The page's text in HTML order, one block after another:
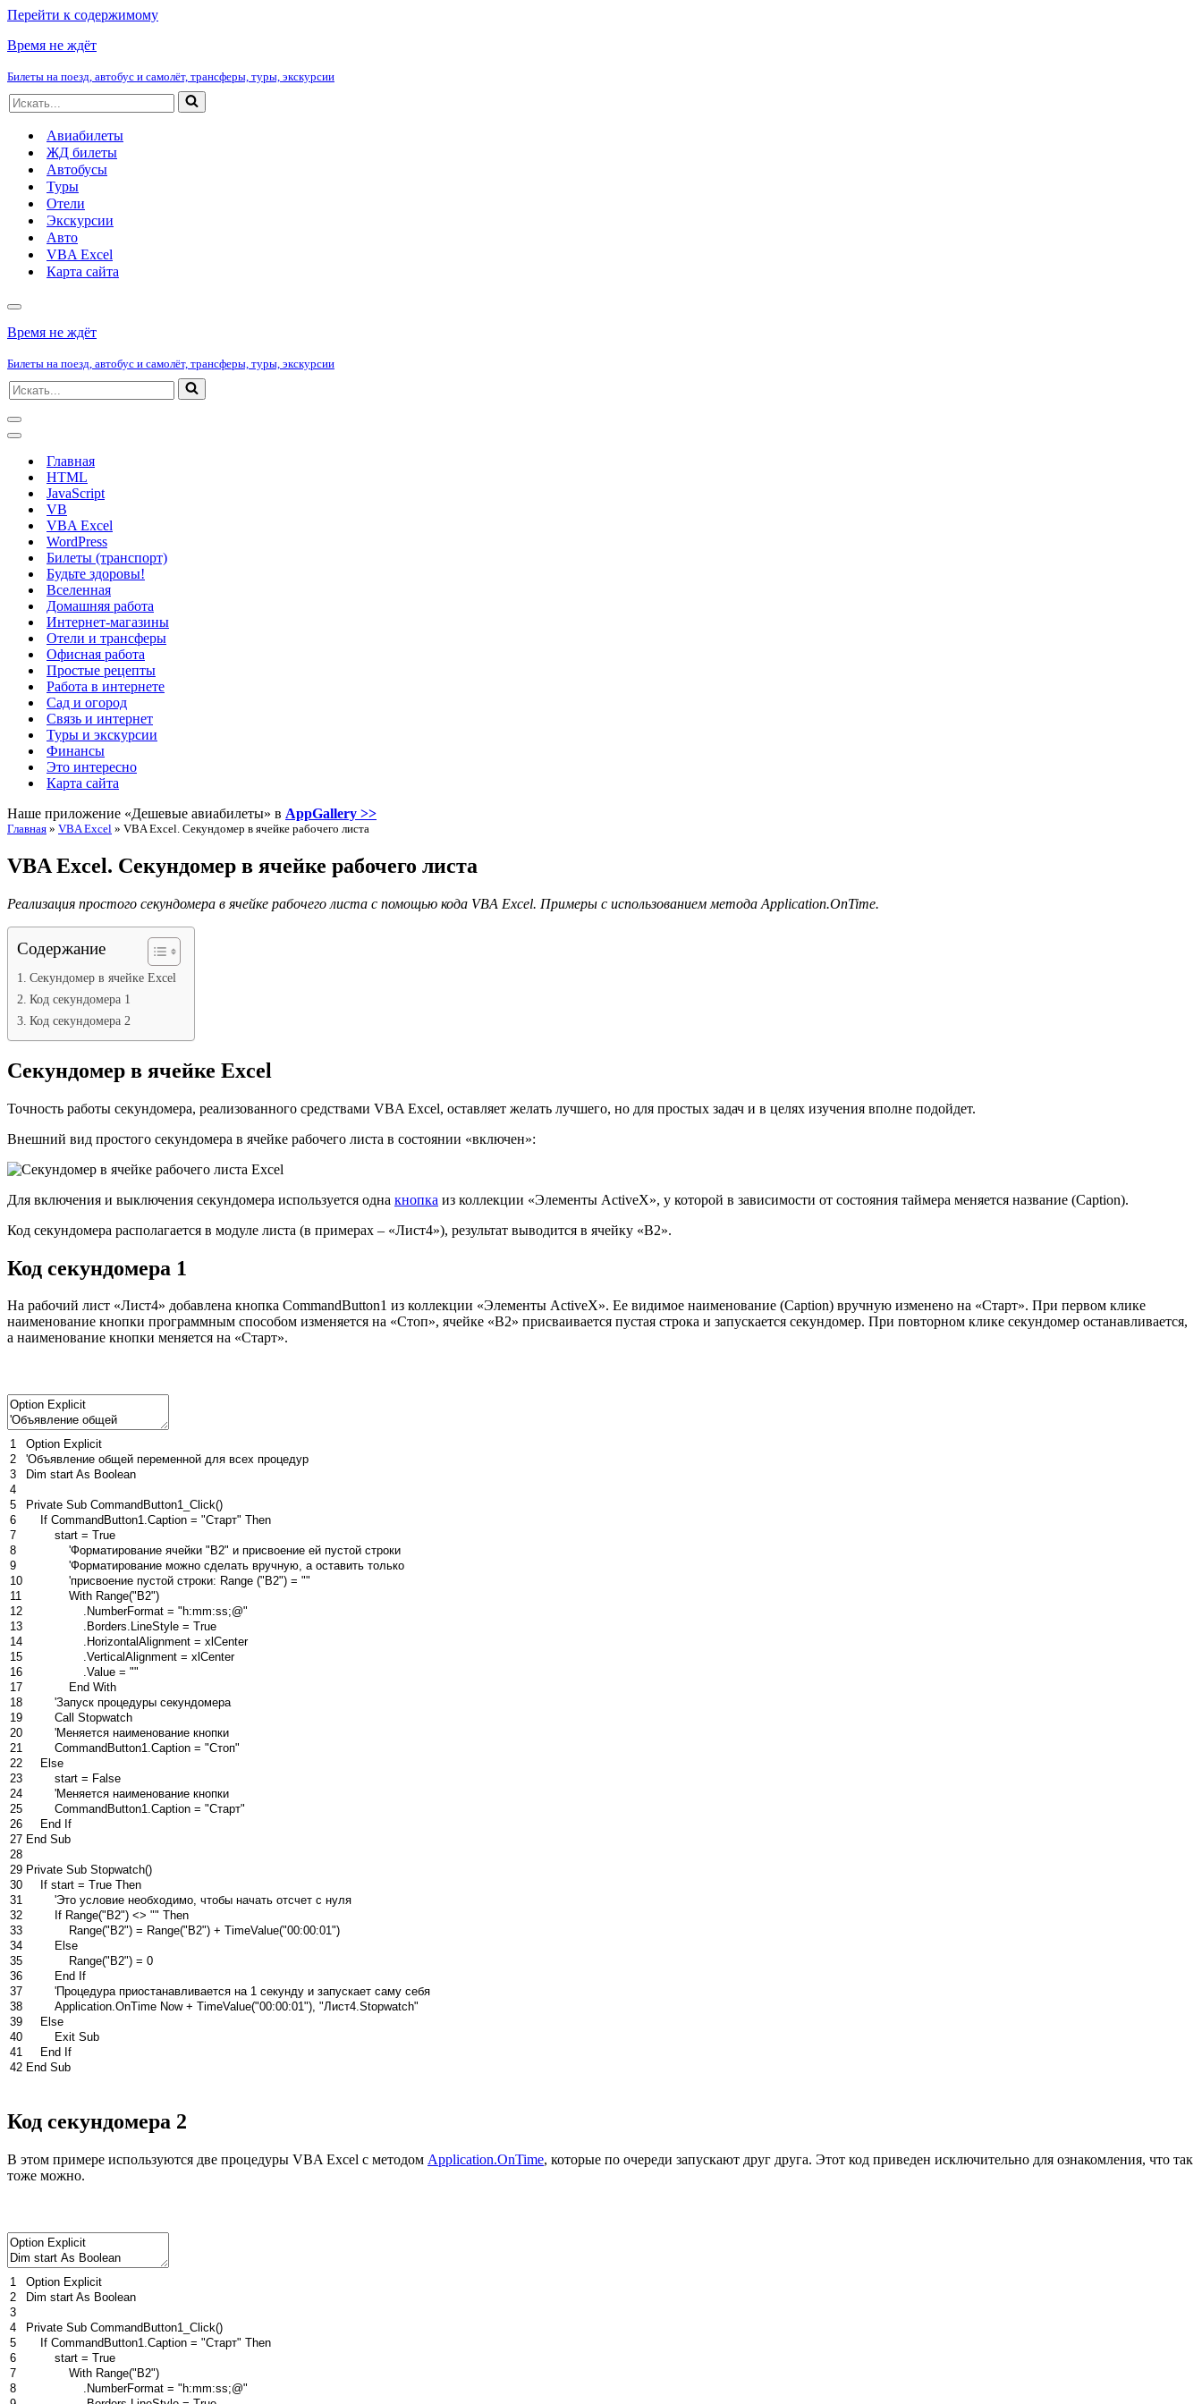
Перейти к содержимому
Время не ждёт
Билеты на поезд, автобус и самолёт, трансферы, туры, экскурсии
Искать...
Авиабилеты
ЖД билеты
Автобусы
Туры
Отели
Экскурсии
Авто
VBA Excel
Карта сайта
Меню
навигации
Время не ждёт
Билеты на поезд, автобус и самолёт, трансферы, туры, экскурсии
Искать...
Меню
навигации
Меню
навигацииГлавная
HTML
JavaScript
VB
VBA Excel
WordPress
Билеты (транспорт)
Будьте здоровы!
Вселенная
Домашняя работа
Интернет-магазины
Отели и трансферы
Офисная работа
Простые рецепты
Работа в интернете
Сад и огород
Связь и интернет
Туры и экскурсии
Финансы
Это интересно
Карта сайта
Наше приложение «Дешевые авиабилеты» в AppGallery >>
Главная » VBA Excel » VBA Excel. Секундомер в ячейке рабочего листа
VBA Excel. Секундомер в ячейке рабочего листа
Реализация простого секундомера в ячейке рабочего листа с помощью кода VBA Excel. Примеры с использованием метода Application.OnTime.
Содержание
Секундомер в ячейке Excel
Код секундомера 1
Код секундомера 2
Секундомер в ячейке Excel
Точность работы секундомера, реализованного средствами VBA Excel, оставляет желать лучшего, но для простых задач и в целях изучения вполне подойдет.
Внешний вид простого секундомера в ячейке рабочего листа в состоянии «включен»:
Для включения и выключения секундомера используется одна кнопка из коллекции «Элементы ActiveX», у которой в зависимости от состояния таймера меняется название (Caption).
Код секундомера располагается в модуле листа (в примерах – «Лист4»), результат выводится в ячейку «B2».
Код секундомера 1
На рабочий лист «Лист4» добавлена кнопка CommandButton1 из коллекции «Элементы ActiveX». Ее видимое наименование (Caption) вручную изменено на «Старт». При первом клике
наименование кнопки программным способом изменяется на «Стоп», ячейке «B2» присваивается пустая строка и запускается секундомер. При повторном клике секундомер останавливается,
а наименование кнопки меняется на «Старт».
1
2
3
4
5
6
7
8
9
10
11
12
13
14
15
16
17
18
19
20
21
22
23
24
25
26
27
28
29
30
31
32
33
34
35
36
37
38
39
40
41
42
Option Explicit
'Объявление общей переменной для всех процедур
Dim start As Boolean
Private Sub CommandButton1_Click()
If CommandButton1.Caption = "Старт" Then
start = True
'Форматирование ячейки "B2" и присвоение ей пустой строки
'Форматирование можно сделать вручную, а оставить только
'присвоение пустой строки: Range ("B2") = ""
With Range("B2")
. NumberFormat = "h:mm:ss;@"
. Borders. LineStyle = True
. HorizontalAlignment = xlCenter
.VerticalAlignment = xlCenter
.Value = ""
End With
'Запуск процедуры секундомера
Call Stopwatch
'Меняется наименование кнопки
CommandButton1.Caption = "Стоп"
Else
start = False
'Меняется наименование кнопки
CommandButton1.Caption = "Старт"
End If
End Sub
Private Sub Stopwatch()
If start = True Then
'Это условие необходимо, чтобы начать отсчет с нуля
If Range("B2") <> "" Then
Range("B2") = Range("B2") + TimeValue("00:00:01")
Else
Range("B2") = 0
End If
'Процедура приостанавливается на 1 секунду и запускает саму себя
Application.OnTime Now + TimeValue("00:00:01"), "Лист4.Stopwatch"
Else
Exit Sub
End If
End Sub
Код секундомера 2
В этом примере используются две процедуры VBA Excel с методом Application.OnTime, которые по очереди запускают друг друга. Этот код приведен исключительно для ознакомления, что так
тоже можно.
1
2
3
4
5
6
7
8
Option Explicit
Dim start As Boolean
Private Sub CommandButton1_Click()
If CommandButton1 Caption = "Старт" Then
start = True
With Range("B2")
NumberFormat = "h:mm:ss;@"